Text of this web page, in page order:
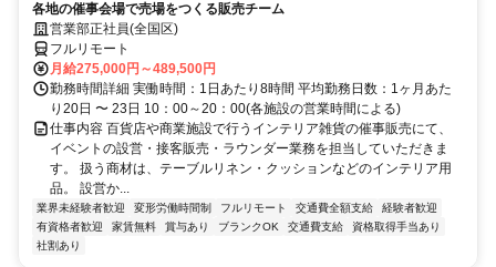
各地の催事会場で売場をつくる販売チーム
営業部正社員(全国区)
フルリモート
月給275,000円～489,500円
勤務時間詳細 実働時間：1日あたり8時間 平均勤務日数：1ヶ月あた
り20日 〜 23日 10：00～20：00(各施設の営業時間による)
仕事内容 百貨店や商業施設で行うインテリア雑貨の催事販売にて、
イベントの設営・接客販売・ラウンダー業務を担当していただきま
す。 扱う商材は、テーブルリネン・クッションなどのインテリア用
品。 設営か...
業界未経験者歓迎 変形労働時間制 フルリモート 交通費全額支給
経験者歓迎
有資格者歓迎
家賃無料 賞与あり ブランクOK 交通費支給
資格取得手当あり
社割あり